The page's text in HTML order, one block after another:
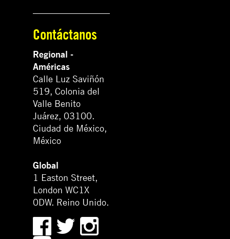
Contáctanos
Regional -
Américas
Calle Luz Saviñón
519, Colonia del
Valle Benito
Juárez, 03100.
Ciudad de México,
México
Global
1 Easton Street,
London WC1X
0DW. Reino Unido.